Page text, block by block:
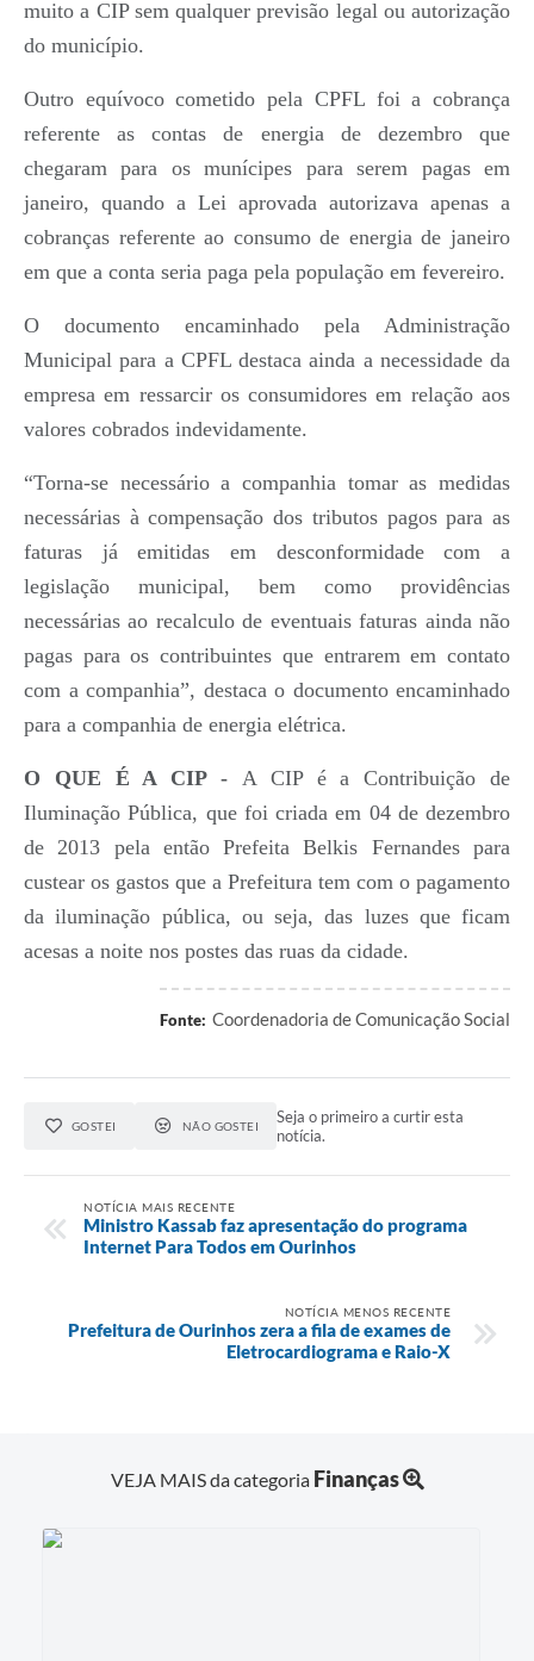
muito a CIP sem qualquer previsão legal ou autorização
do município.
Outro equívoco cometido pela CPFL foi a cobrança
referente as contas de energia de dezembro que
chegaram para os munícipes para serem pagas em
janeiro, quando a Lei aprovada autorizava apenas a
cobranças referente ao consumo de energia de janeiro
em que a conta seria paga pela população em fevereiro.
O documento encaminhado pela Administração
Municipal para a CPFL destaca ainda a necessidade da
empresa em ressarcir os consumidores em relação aos
valores cobrados indevidamente.
“Torna-se necessário a companhia tomar as medidas
necessárias à compensação dos tributos pagos para as
faturas já emitidas em desconformidade com a
legislação municipal, bem como providências
necessárias ao recalculo de eventuais faturas ainda não
pagas para os contribuintes que entrarem em contato
com a companhia”, destaca o documento encaminhado
para a companhia de energia elétrica.
O QUE É A CIP - A CIP é a Contribuição de
Iluminação Pública, que foi criada em 04 de dezembro
de 2013 pela então Prefeita Belkis Fernandes para
custear os gastos que a Prefeitura tem com o pagamento
da iluminação pública, ou seja, das luzes que ficam
acesas a noite nos postes das ruas da cidade.
Fonte: Coordenadoria de Comunicação Social
GOSTEI NÃO GOSTEI
Seja o primeiro a curtir esta
notícia.
NOTÍCIA MAIS RECENTE
Ministro Kassab faz apresentação do programa
Internet Para Todos em Ourinhos
NOTÍCIA MENOS RECENTE
Prefeitura de Ourinhos zera a fila de exames de
Eletrocardiograma e Raio-X
VEJA MAIS da categoria Finanças